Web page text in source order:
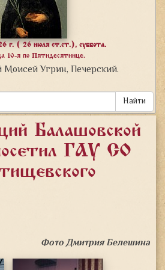
г. ( 26 июля ст.ст.), суббота.
10-я по Пятидесятнице.
Угрин, Печерский.
Найти
Балашовской
ГАУ СО
Фото Дмитрия Белешина